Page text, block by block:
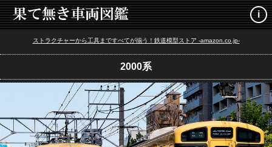
i
ストラクチャーから工具まですべてが揃う！鉄道模型ストア -amazon.co.jp-
2000系